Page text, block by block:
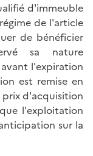
d'immeuble
de l'article
de bénéficier
sa nature
l'expiration
est remise en
prix d'acquisition
l'exploitation
sur la